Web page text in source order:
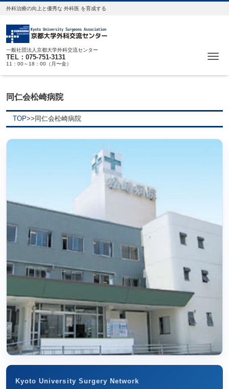
外科治療の向上と優秀な 外科医 を育成する
一般社団法人京都大学外科交流センター
TEL：075-751-3131
11：00～18：00（月〜金）
同仁会松崎病院
TOP>> 同仁会松崎病院
Kyoto University Surgery Network